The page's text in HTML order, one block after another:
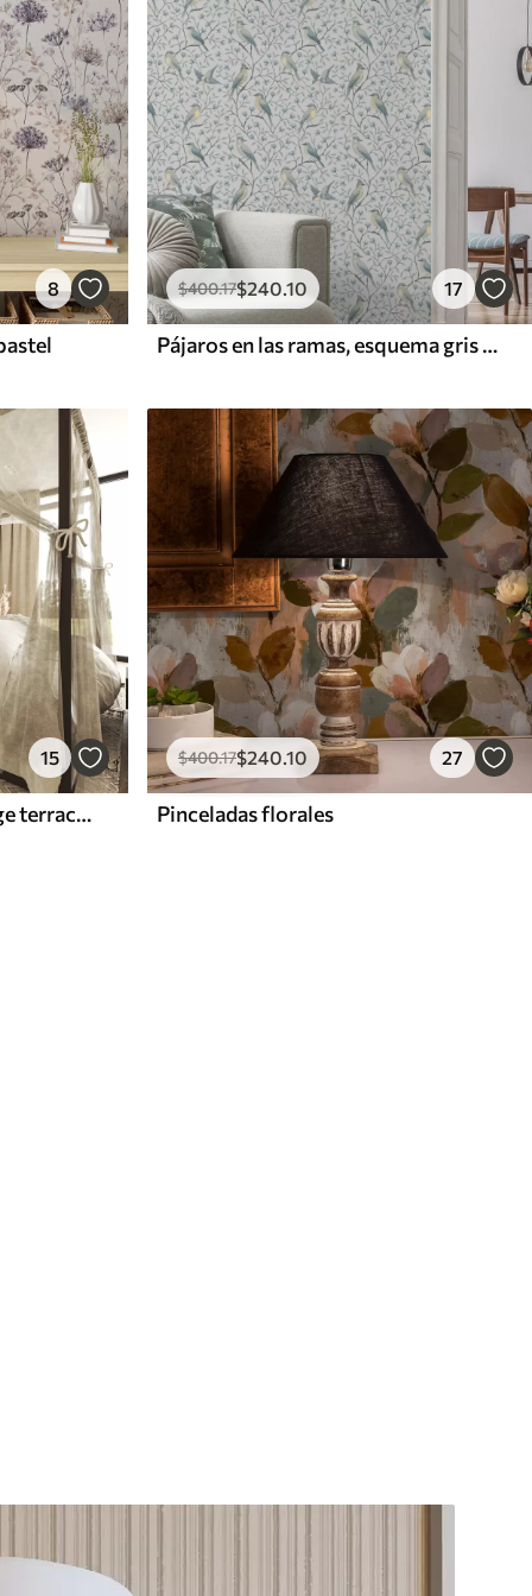
8 $400.17$240.10 17
Pájaros en las ramas, esquema gris azulado
15
Rayas anchas de color beige terracota con un acento grisáceo
$400.17$240.10 27
Pinceladas florales